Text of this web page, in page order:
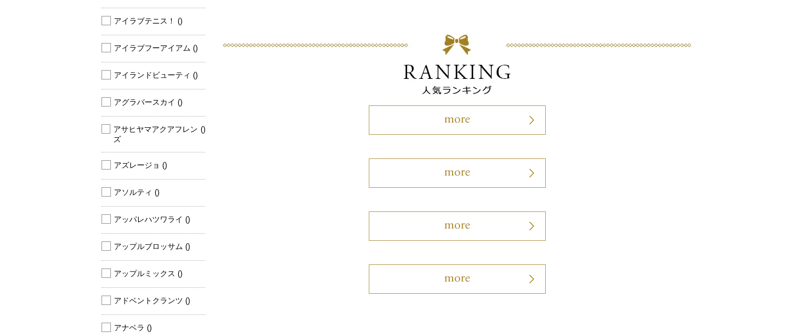
アイラブテニス！ ()
アイラブフーアイアム ()
アイランドビューティ ()
アグラバースカイ ()
アサヒヤマアクアフレン
ズ
()
アズレージョ ()
アソルティ ()
アッパレハツワライ ()
アップルブロッサム ()
アップルミックス ()
アドベントクランツ ()
アナベラ ()